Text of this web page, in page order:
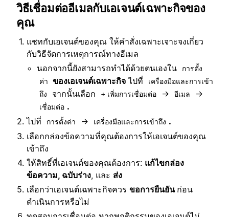
วิธีเชื่อมต่ออีเมลกับเอเจนต์เฉพาะกิจของ
คุณ
แชทกับเอเจนต์ของคุณ ให้คำสั่งเฉพาะเจาะจงเกี่ยว
กับวิธีจัดการเหตุการณ์ทางอีเมล
นอกจากนี้ยังสามารถทำได้ด้วยตนเองใน
การตั้ง
ค่า ของเอเจนต์เฉพาะกิจ ไปที่
เครื่องมือและการเข้า
ถึง
จากนั้นเลือก + เพิ่มการเชื่อมต่อ → อีเมล →
เชื่อมต่อ .
ไปที่
การตั้งค่า → เครื่องมือและการเข้าถึง .
เลือกกล่องข้อความที่คุณต้องการให้เอเจนต์ของคุณ
เข้าถึง
ให้สิทธิ์ที่เอเจนต์ของคุณต้องการ: แก้ไขกล่อง
ข้อความ, ฉบับร่าง , และ ส่ง
เลือกว่าเอเจนต์เฉพาะกิจควร ขอการยืนยัน ก่อน
ดำเนินการหรือไม่